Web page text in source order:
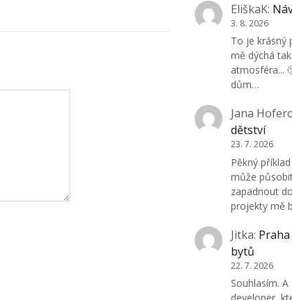
EliškaK:
3. 8. 2026
To je krásný
mě dýchá
atmosféra...
dům…
Jana
dětství
23. 7. 2026
Pěkný
může
zapadnout
projekty mě
Jitka:
bytů
22. 7. 2026
Souhlasím.